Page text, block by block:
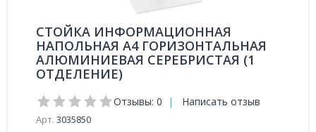
СТОЙКА ИНФОРМАЦИОННАЯ
НАПОЛЬНАЯ А4 ГОРИЗОНТАЛЬНАЯ
АЛЮМИНИЕВАЯ СЕРЕБРИСТАЯ (1
ОТДЕЛЕНИЕ)
Отзывы: 0 | Написать отзыв
Арт. 3035850